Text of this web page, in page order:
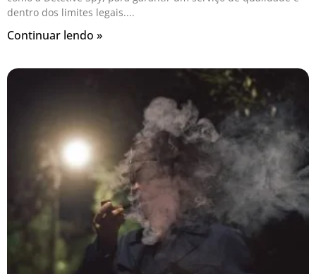
dentro dos limites legais.
Continuar lendo »